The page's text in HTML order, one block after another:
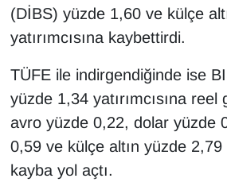
(DİBS) yüzde 1,60 ve külçe
yatırımcısına kaybettirdi.
TÜFE ile indirgendiğinde ise
yüzde 1,34 yatırımcısına reel
avro yüzde 0,22, dolar yüzde
0,59 ve külçe altın yüzde 2,79
kayba yol açtı.
ONE EKONOMİ
Resmi İlanlar
RÖPORTAJ
SAĞLIK